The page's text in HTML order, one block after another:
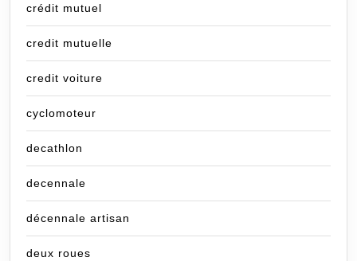
crédit mutuel
credit mutuelle
credit voiture
cyclomoteur
decathlon
decennale
décennale artisan
deux roues